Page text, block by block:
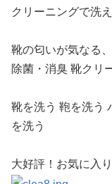
クリーニングで洗え
靴の匂いが気なる
除菌・消臭 靴クリ
靴を洗う 鞄を洗う
を洗う
大好評！お気に入